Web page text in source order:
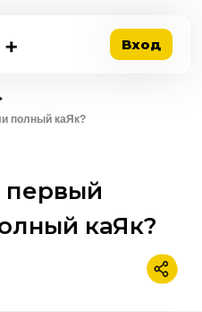
Вход
полный каЯк?
первый
каЯк?